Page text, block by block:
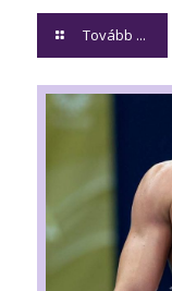
Tovább ...